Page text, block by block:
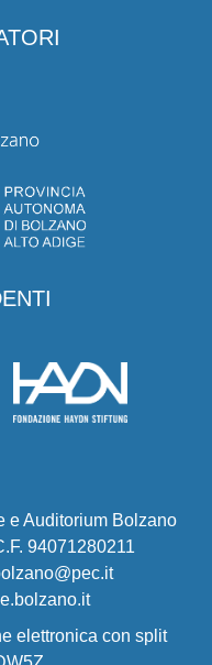
e Auditorium Bolzano
94071280211
elettronica con split